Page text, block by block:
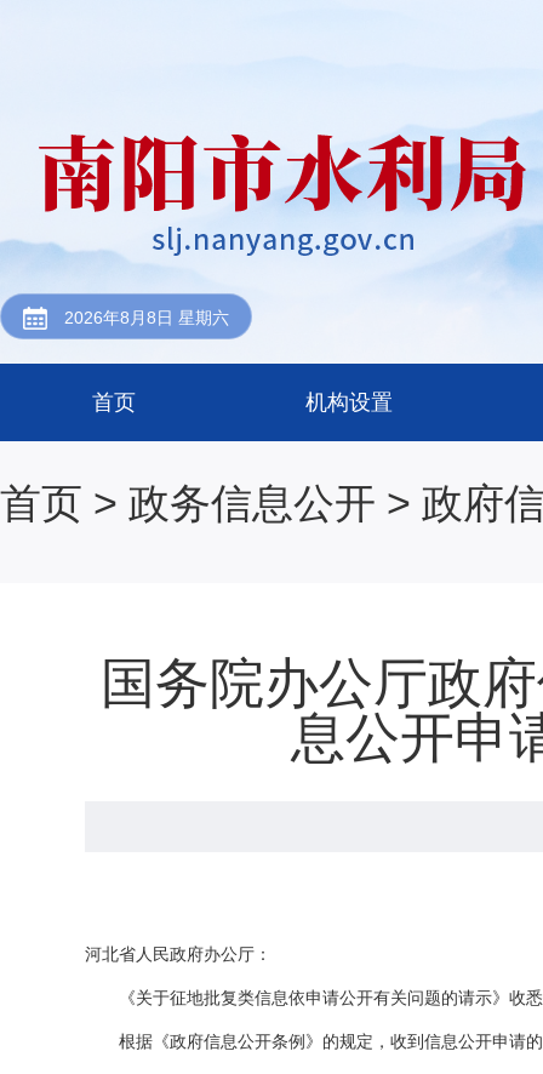
2026年8月8日 星期六
首页 机构设置
首页 > 政务信息公开 > 政府
国务院办公厅政
息公开申
河北省人民政府办公厅：
《关于征地批复类信息依申请公开有关问题的请示》收
根据《政府信息公开条例》的规定，收到信息公开申请的